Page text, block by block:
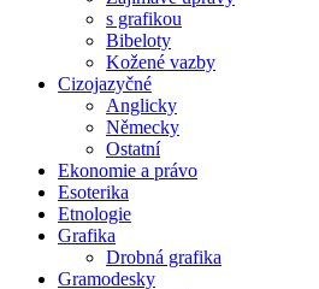
s grafikou
Bibeloty
Kožené vazby
Cizojazyčné
Anglicky
Německy
Ostatní
Ekonomie a právo
Esoterika
Etnologie
Grafika
Drobná grafika
Gramodesky